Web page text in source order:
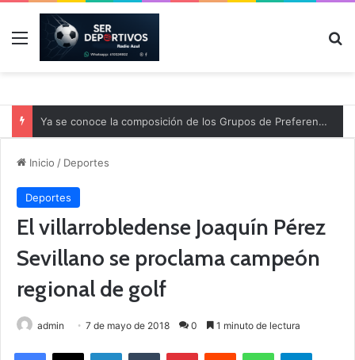
Menú
Ya se conoce la composición de los Grupos de Preferente y el calendario
Inicio / Deportes
Deportes
El villarrobledense Joaquín Pérez
Sevillano se proclama campeón
regional de golf
admin 7 de mayo de 2018 0 1 minuto de lectura